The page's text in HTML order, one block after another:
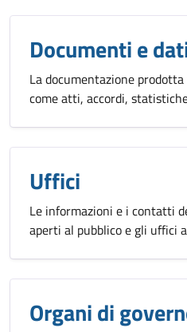
Documenti e
La documentazione
come atti, accordi,
Uffici
Le informazioni e i contatti
aperti al pubblico e gli uffici
Organi di